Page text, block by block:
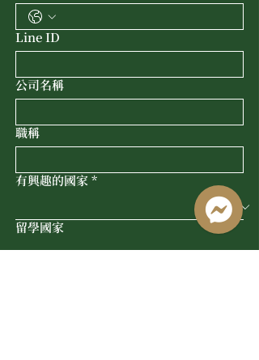
Line ID
公司名稱
職稱
有興趣的國家 *
留學國家